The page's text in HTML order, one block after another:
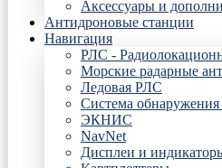
Аксессуары и
Антидроновые станции
Навигация
РЛС -
Морские радарные
Ледовая РЛС
Система обнаружения
ЭКНИС
NavNet
Дисплеи и